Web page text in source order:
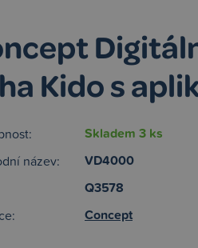
Kido s
Skladem 3 ks
název: VD4000
Q3578
Concept